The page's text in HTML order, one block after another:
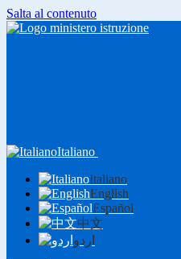
Salta al contenuto
Italiano
Italiano
English
Español
中文
اردو